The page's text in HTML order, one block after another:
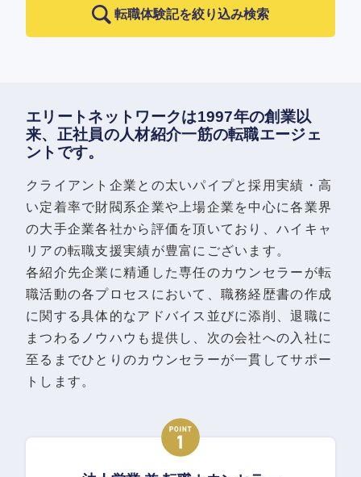
転職体験記を絞り込み検索
エリートネットワークは1997年の創業以
来、正社員の人材紹介一筋の転職エージェ
ントです。
クライアント企業との太いパイプと採用実績・高
い定着率で財閥系企業や上場企業を中心に各業界
の大手企業各社から評価を頂いており、ハイキャ
リアの転職支援実績が豊富にございます。
各紹介先企業に精通した専任のカウンセラーが転
職活動の各プロセスにおいて、職務経歴書の作成
に関する具体的なアドバイス並びに添削、退職に
まつわるノウハウも提供し、次の会社への入社に
至るまでひとりのカウンセラーが一貫してサポー
トします。